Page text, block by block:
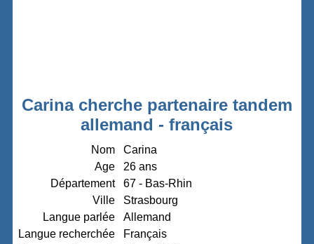
Carina cherche partenaire tandem
allemand - français
Nom
Carina
Age
26 ans
Département
67 - Bas-Rhin
Ville
Strasbourg
Langue parlée
Allemand
Langue recherchée
Français